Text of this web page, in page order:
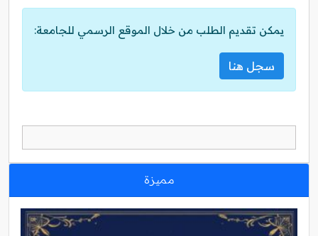
يمكن تقديم الطلب من خلال الموقع الرسمي للجامعة:
سجل هنا
مميزة